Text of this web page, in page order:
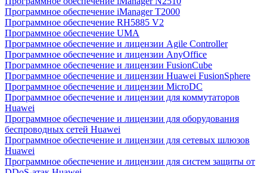
Программное обеспечение iManager T2000
Программное обеспечение RH5885 V2
Программное обеспечение UMA
Программное обеспечение и лицензии Agile Controller
Программное обеспечение и лицензии AnyOffice
Программное обеспечение и лицензии FusionCube
Программное обеспечение и лицензии Huawei FusionSphere
Программное обеспечение и лицензии MicroDC
Программное обеспечение и лицензии для коммутаторов
Huawei
Программное обеспечение и лицензии для оборудования
беспроводных сетей Huawei
Программное обеспечение и лицензии для сетевых шлюзов
Huawei
Программное обеспечение и лицензии для систем защиты от